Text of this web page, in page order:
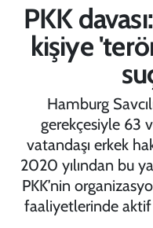
PKK
kişiye
Hamburg
gerekçesiyle 63
vatandaşı erkek
2020 yılından bu
PKK’nin
faaliyetlerinde aktif
ALMANYA
AVRUPA
TÜRKİYE
DÜNYA
KÜLTÜR
SPOR
İstanbul Namaz
Trafik Durumu
Avrupa Ligi Puan
Tüm Manşetler
Son Dakika
Haber Arşivi